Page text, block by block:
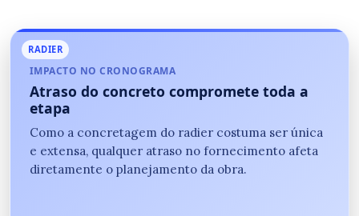
RADIER
IMPACTO NO CRONOGRAMA
Atraso do concreto compromete toda a
etapa
Como a concretagem do radier costuma ser única
e extensa, qualquer atraso no fornecimento afeta
diretamente o planejamento da obra.